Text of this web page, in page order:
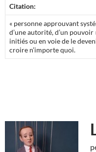
Citation:
« personne approuvant
d’une autorité, d’un
initiés ou en voie de le
croire n’importe quoi.